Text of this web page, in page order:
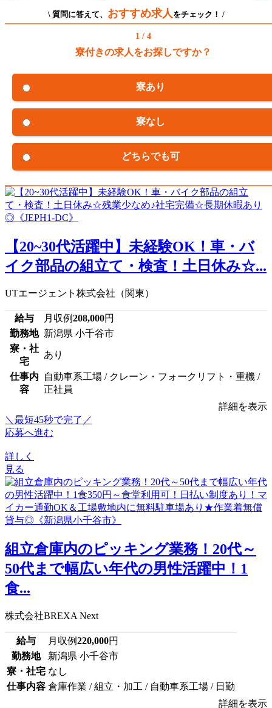
\ 質問に答えて、 おすすめ求人 をチェック！ /
1 / 4
寮付きの求人をお探しですか？
寮あり
寮なし
どちらでも可
【20~30代活躍中】未経験OK！車・バ
イク部品の組立て・検査！土日休み☆...
UTエージェント株式会社（関東）
給与 月収例208,000円
勤務地 新潟県 小千谷市
寮・社
宅
あり
仕事内
容
自動車系工場 / クレーン・フォークリフト・重機 /
正社員
詳細を表示
＼最短45秒で完了／
応募へ進む
詳しく
見る
組立倉庫内のピッキング業務！20代～
50代まで幅広い年代の男性活躍中！1
食...
株式会社BREXA Next
給与 月収例220,000円
勤務地
新潟県 小千谷市
寮・社宅 なし
仕事内容 倉庫作業 / 組立・加工 / 自動車系工場 / 日勤
詳細を表示